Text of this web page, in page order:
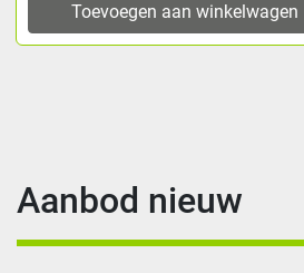
aan winkelwagen
Aanbod nieuw